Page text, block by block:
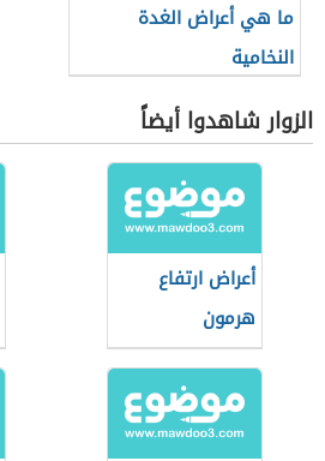
ما هي أعراض الغدة
النخامية
الزوار شاهدوا أيضاً
أعراض ارتفاع
هرمون
الإستروجين